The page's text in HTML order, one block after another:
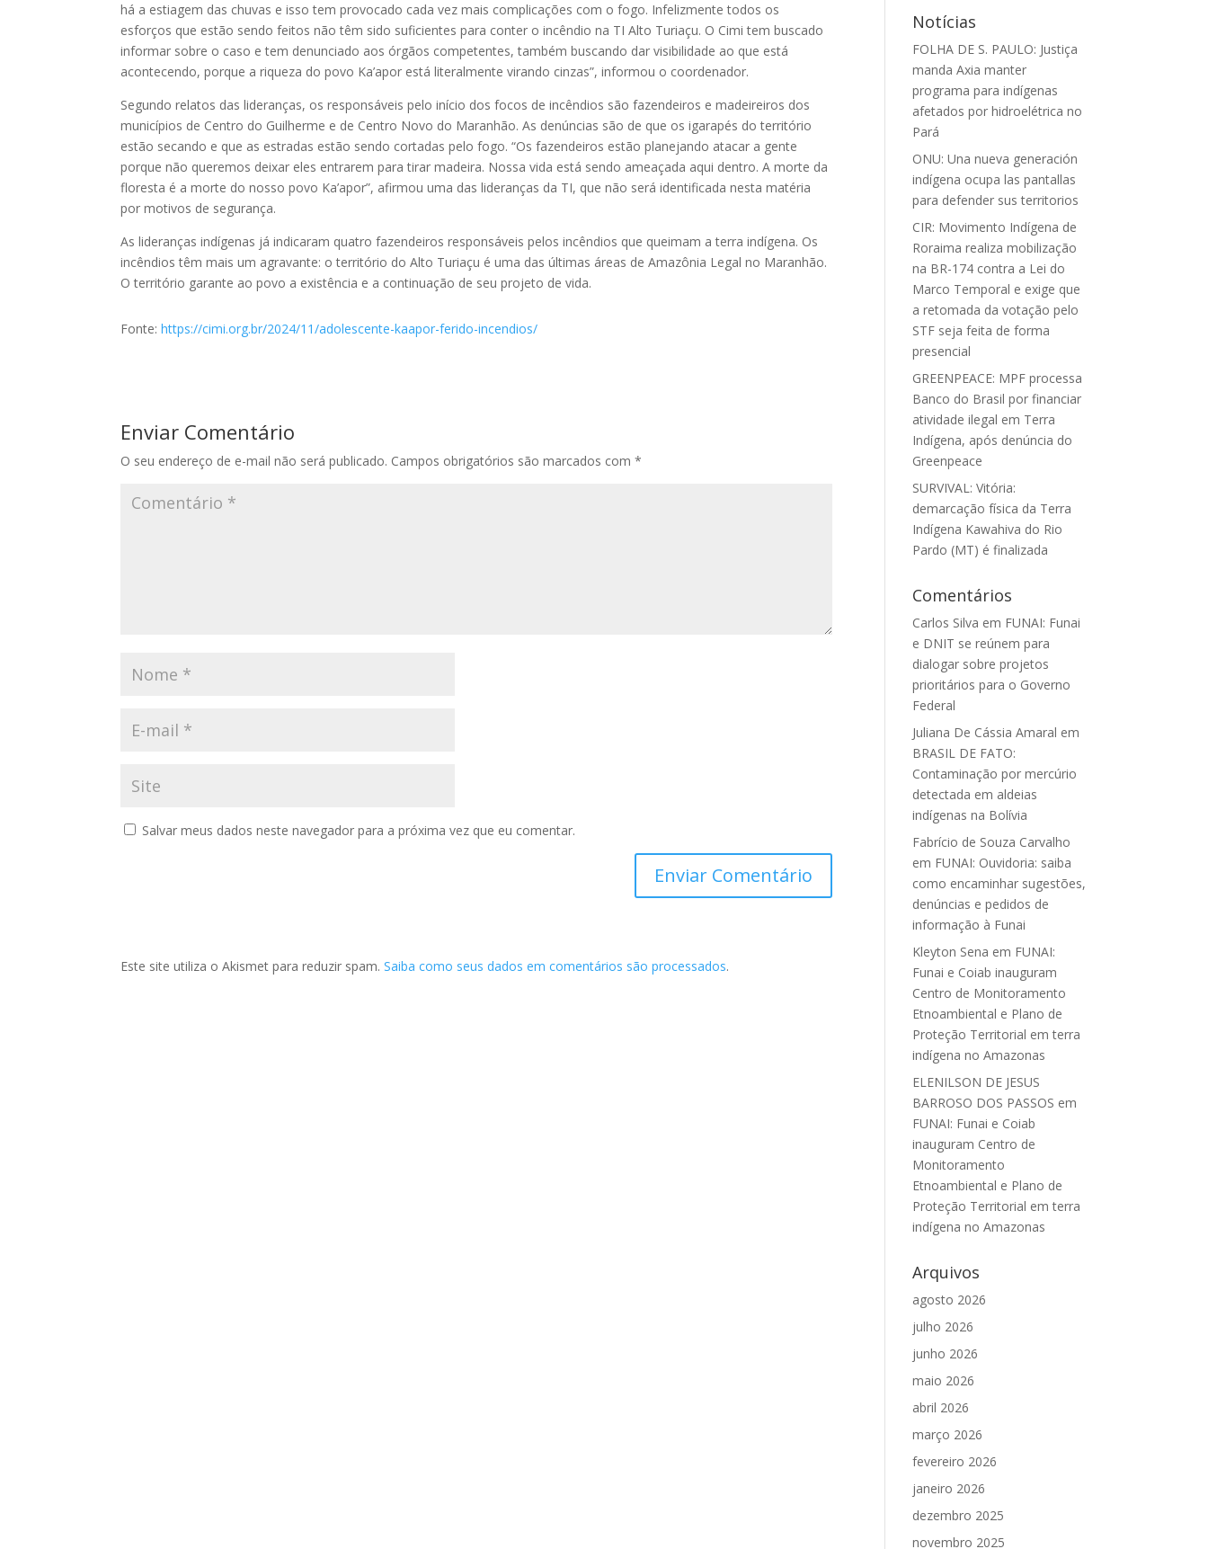
há a estiagem das chuvas e isso tem provocado cada vez mais complicações com o fogo. Infelizmente todos os
esforços que estão sendo feitos não têm sido suficientes para conter o incêndio na TI Alto Turiaçu. O Cimi tem buscado
informar sobre o caso e tem denunciado aos órgãos competentes, também buscando dar visibilidade ao que está
acontecendo, porque a riqueza do povo Ka’apor está literalmente virando cinzas”, informou o coordenador.
Segundo relatos das lideranças, os responsáveis pelo início dos focos de incêndios são fazendeiros e madeireiros dos
municípios de Centro do Guilherme e de Centro Novo do Maranhão. As denúncias são de que os igarapés do território
estão secando e que as estradas estão sendo cortadas pelo fogo. “Os fazendeiros estão planejando atacar a gente
porque não queremos deixar eles entrarem para tirar madeira. Nossa vida está sendo ameaçada aqui dentro. A morte da
floresta é a morte do nosso povo Ka’apor”, afirmou uma das lideranças da TI, que não será identificada nesta matéria
por motivos de segurança.
As lideranças indígenas já indicaram quatro fazendeiros responsáveis pelos incêndios que queimam a terra indígena. Os
incêndios têm mais um agravante: o território do Alto Turiaçu é uma das últimas áreas de Amazônia Legal no Maranhão.
O território garante ao povo a existência e a continuação de seu projeto de vida.
Fonte:https://cimi.org.br/2024/11/adolescente-kaapor-ferido-incendios/
Enviar Comentário
O seu endereço de e-mail não será publicado. Campos obrigatórios são marcados com*
Salvar meus dados neste navegador para a próxima vez que eu comentar.
Este site utiliza o Akismet para reduzir spam.Saiba como seus dados em comentários são processados.
Notícias
FOLHA DE S. PAULO: Justiça
manda Axia manter
programa para indígenas
afetados por hidroelétrica no
Pará
ONU: Una nueva generación
indígena ocupa las pantallas
para defender sus territorios
CIR: Movimento Indígena de
Roraima realiza mobilização
na BR-174 contra a Lei do
Marco Temporal e exige que
a retomada da votação pelo
STF seja feita de forma
presencial
GREENPEACE: MPF processa
Banco do Brasil por financiar
atividade ilegal em Terra
Indígena, após denúncia do
Greenpeace
SURVIVAL: Vitória:
demarcação física da Terra
Indígena Kawahiva do Rio
Pardo (MT) é finalizada
Comentários
Carlos Silva em FUNAI: Funai
e DNIT se reúnem para
dialogar sobre projetos
prioritários para o Governo
Federal
Juliana De Cássia Amaral em
BRASIL DE FATO:
Contaminação por mercúrio
detectada em aldeias
indígenas na Bolívia
Fabrício de Souza Carvalho
em FUNAI: Ouvidoria: saiba
como encaminhar sugestões,
denúncias e pedidos de
informação à Funai
Kleyton Sena em FUNAI:
Funai e Coiab inauguram
Centro de Monitoramento
Etnoambiental e Plano de
Proteção Territorial em terra
indígena no Amazonas
ELENILSON DE JESUS
BARROSO DOS PASSOS em
FUNAI: Funai e Coiab
inauguram Centro de
Monitoramento
Etnoambiental e Plano de
Proteção Territorial em terra
indígena no Amazonas
Arquivos
agosto 2026
julho 2026
junho 2026
maio 2026
abril 2026
março 2026
fevereiro 2026
janeiro 2026
dezembro 2025
novembro 2025